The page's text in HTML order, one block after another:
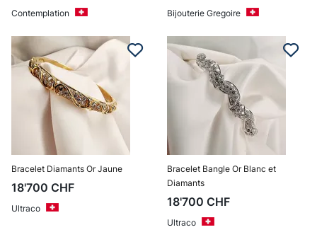
Contemplation Bijouterie Gregoire
Bracelet Diamants Or Jaune
18'700 CHF
Ultraco
Bracelet Bangle Or Blanc et
Diamants
18'700 CHF
Ultraco